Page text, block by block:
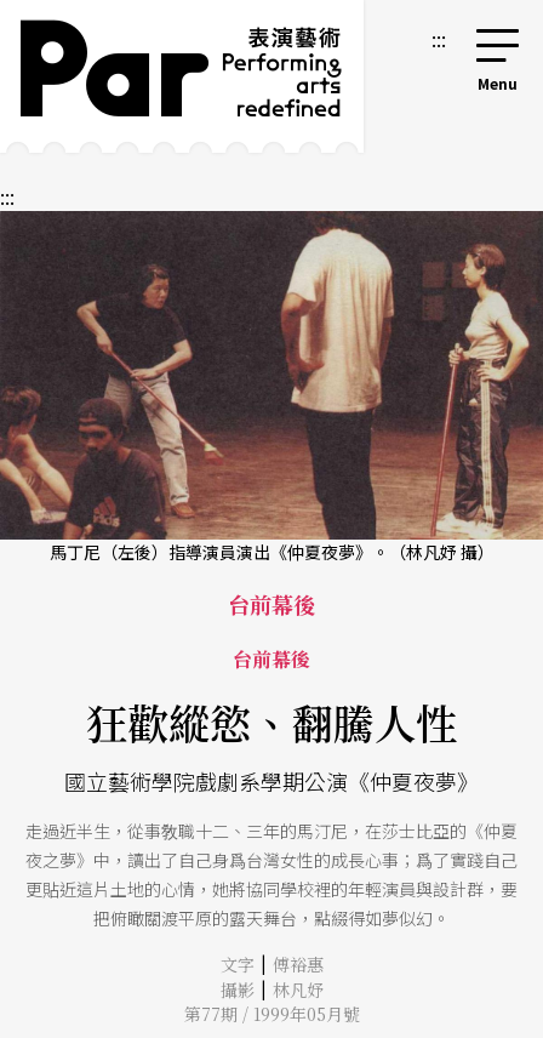
跳到主要內容區塊
網站導覽 :::
:::
馬丁尼（左後）指導演員演出《仲夏夜夢》。（林凡妤 攝）
台前幕後
台前幕後
狂歡縱慾、翻騰人性
國立藝術學院戲劇系學期公演《仲夏夜夢》
走過近半生，從事敎職十二、三年的馬汀尼，在莎士比亞的《仲夏
夜之夢》中，讀出了自己身爲台灣女性的成長心事；爲了實踐自己
更貼近這片土地的心情，她將協同學校裡的年輕演員與設計群，要
把俯瞰關渡平原的露天舞台，點綴得如夢似幻。
文字 | 傅裕惠
攝影 | 林凡妤
第77期 / 1999年05月號